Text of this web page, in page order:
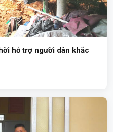
hỗ trợ người dân khắc